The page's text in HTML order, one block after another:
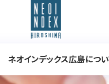
ネオインデックス広島につ